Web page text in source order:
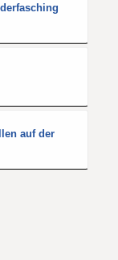
auf der